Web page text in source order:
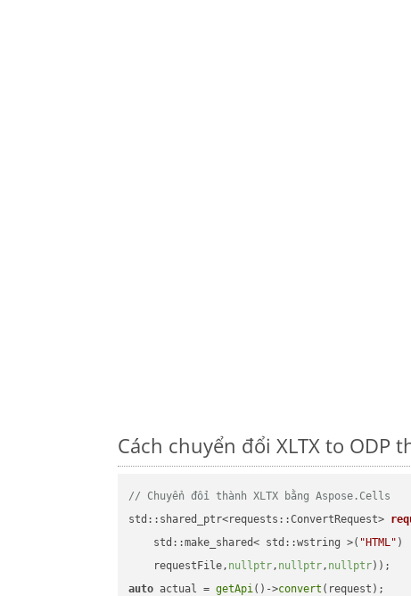
Cách chuyển đổi XLTX to ODP
// Chuyển đổi thành XLTX bằng Aspose.Cells
std::shared_ptr<requests::ConvertRequest>
    std::make_shared< std::wstring >(
"HTML"
    requestFile,
nullptr, nullptr, nullptr))
auto actual = getApi()->convert